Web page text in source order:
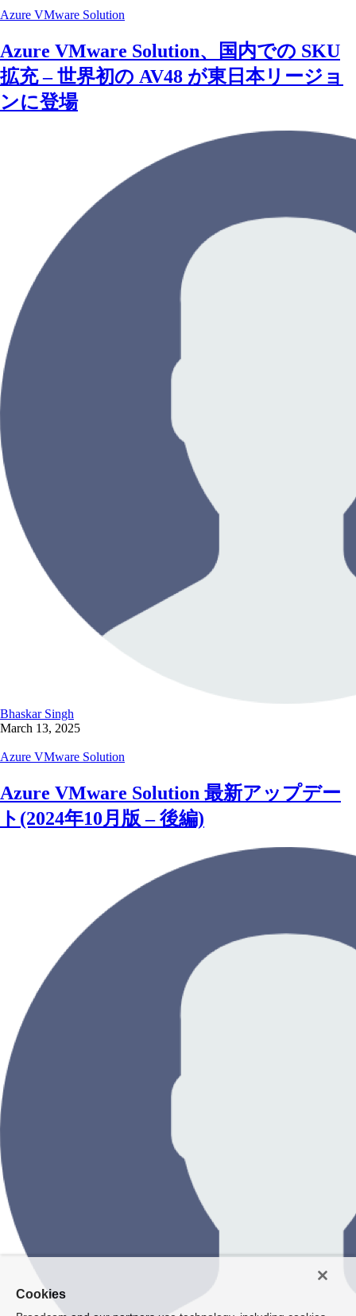
Azure VMware Solution
Azure VMware Solution、国内での SKU
拡充 – 世界初の AV48 が東日本リージョ
ンに登場
Bhaskar Singh
March 13, 2025
Azure VMware Solution
Azure VMware Solution 最新アップデー
ト(2024年10月版 – 後編)
Cookies